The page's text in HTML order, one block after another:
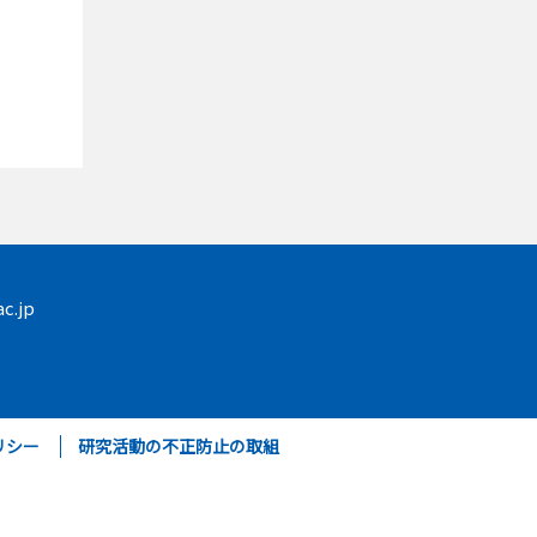
シー 研究活動の不正防止の取組